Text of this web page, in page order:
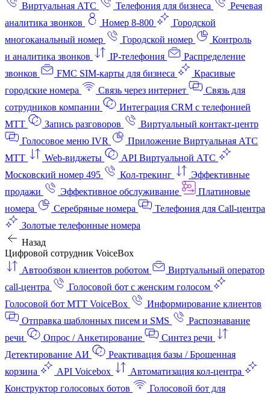
Виртуальная АТС
Телефония для бизнеса
Речевая
аналитика звонков
Номер 8-800
Городской
многоканальный номер
Городской номер
Контроль
и аналитика звонков
IP-телефония
Распределение
звонков
FMC SIM-карты для бизнеса
Красивые
городские номера
Связь через интернет
Связь для
сотрудников компании
Интеграция CRM с телефонией
МТТ
Запись разговоров
Виртуальный контакт‑центр
Голосовое меню IVR
Приложение Виртуальная АТС
МТТ
Web-виджеты
API Виртуальной АТС
Московский номер 495
Кол-трекинг
Эффективные
продажи
Эффективное обслуживание
Платиновые
номера
Серебряные номера
Телефония для Call-центра
Золотые телефонные номера
Назад
Цифровой сотрудник VoiceBox
Автообзвон клиентов роботом
Виртуальный оператор
call-центра
Голосовой бот с женским голосом
Голосовой бот МТТ VoiceBox
Информирование клиентов
Отправка шаблонных писем и SMS
Распознавание
речи
Опрос / Анкетирование
Синтез речи
Детектирование АИ
Реактивация базы / Брошенная
корзина
API Voicebox
Автоматизация кол‑центра
Конструктор голосовых ботов
Голосовой бот для